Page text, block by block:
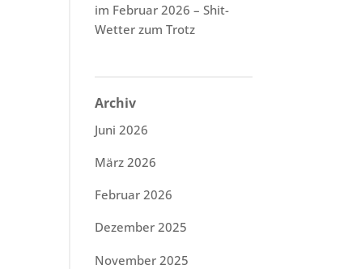
im Februar 2026 – Shit-
Wetter zum Trotz
Archiv
Juni 2026
März 2026
Februar 2026
Dezember 2025
November 2025